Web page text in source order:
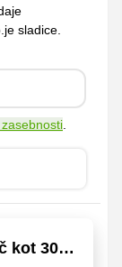
sladice.
kot 30